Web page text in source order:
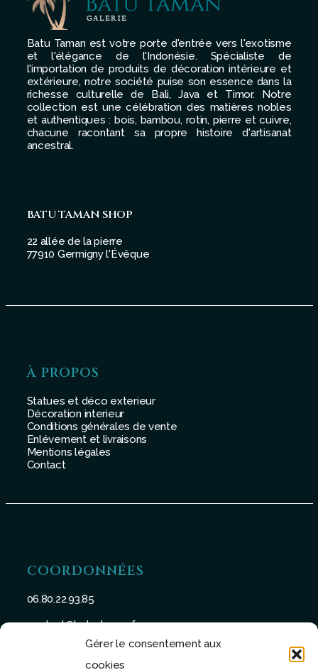
Gérer le consentement aux
cookies
Batu Taman est votre porte d'entrée vers l'exotisme
et l'élégance de l'Indonésie. Spécialiste de
l'importation de produits de décoration intérieure et
extérieure, notre société puise son essence dans la
richesse culturelle de Bali, Java et Timor. Notre
collection est une célébration des matières nobles
et authentiques : bois, bambou, rotin, pierre et cuivre,
chacune racontant sa propre histoire d'artisanat
ancestral.
BATU TAMAN SHOP
22 allée de la pierre
77910 Germigny l'Évêque
À PROPOS
Statues et déco exterieur
Décoration interieur
Conditions générales de vente
Enlévement et livraisons
Mentions légales
Contact
COORDONNÉES
06.80.22.93.85
contact@batu-taman.fr